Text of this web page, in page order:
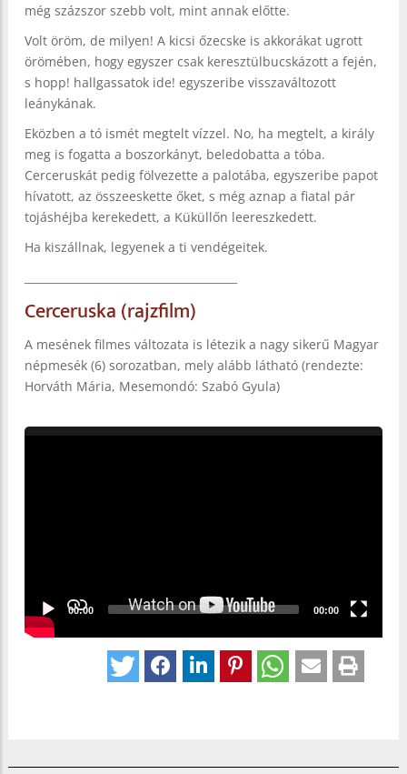
még százszor szebb volt, mint annak előtte.
Volt öröm, de milyen! A kicsi őzecske is akkorákat ugrott
örömében, hogy egyszer csak keresztülbucskázott a fején,
s hopp! hallgassatok ide! egyszeribe visszaváltozott
leánykának.
Eközben a tó ismét megtelt vízzel. No, ha megtelt, a király
meg is fogatta a boszorkányt, beledobatta a tóba.
Cerceruskát pedig fölvezette a palotába, egyszeribe papot
hívatott, az összeeskette őket, s még aznap a fiatal pár
tojáshéjba kerekedett, a Küküllőn leereszkedett.
Ha kiszállnak, legyenek a ti vendégeitek.
Cerceruska (rajzfilm)
A mesének filmes változata is létezik a nagy sikerű Magyar
népmesék (6) sorozatban, mely alább látható (rendezte:
Horváth Mária, Mesemondó: Szabó Gyula)
Video
00:00 00:00